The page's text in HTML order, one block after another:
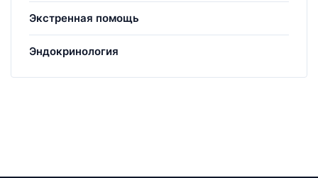
Экстренная помощь
Эндокринология